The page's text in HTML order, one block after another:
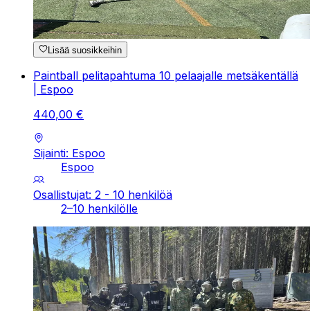
Lisää suosikkeihin
Paintball pelitapahtuma 10 pelaajalle metsäkentällä
| Espoo
440,00 €
Sijainti: Espoo
Espoo
Osallistujat: 2 - 10 henkilöä
2–10 henkilölle